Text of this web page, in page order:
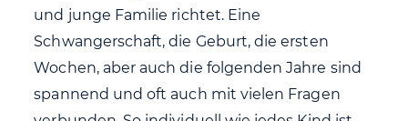
und junge Familie richtet. Eine
Schwangerschaft, die Geburt, die ersten
Wochen, aber auch die folgenden Jahre sind
spannend und oft auch mit vielen Fragen